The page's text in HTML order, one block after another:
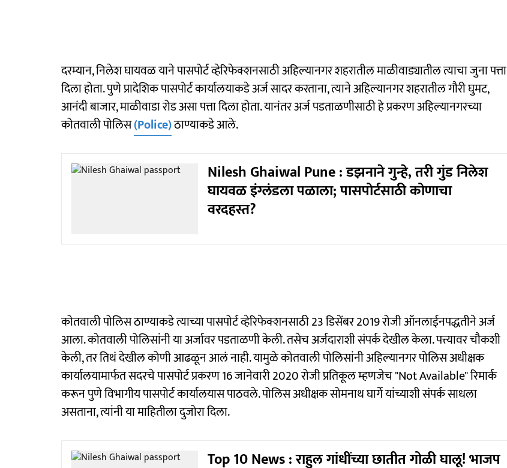
दरम्यान, निलेश घायवळ याने पासपोर्ट व्हेरिफेक्शनसाठी अहिल्यानगर शहरातील माळीवाड्यातील त्याचा जुना पत्ता
दिला होता. पुणे प्रादेशिक पासपोर्ट कार्यालयाकडे अर्ज सादर करताना, त्याने अहिल्यानगर शहरातील गौरी घुमट,
आनंदी बाजार, माळीवाडा रोड असा पत्ता दिला होता. यानंतर अर्ज पडताळणीसाठी हे प्रकरण अहिल्यानगरच्या
कोतवाली पोलिस(Police)ठाण्याकडे आले.
Nilesh Ghaiwal Pune : डझनाने गुन्हे, तरी गुंड निलेश
घायवळ इंग्लंडला पळाला; पासपोर्टसाठी कोणाचा
वरदहस्त?
कोतवाली पोलिस ठाण्याकडे त्याच्या पासपोर्ट व्हेरिफेक्शनसाठी 23 डिसेंबर 2019 रोजी ऑनलाईनपद्धतीने अर्ज
आला. कोतवाली पोलिसांनी या अर्जावर पडताळणी केली. तसेच अर्जदाराशी संपर्क देखील केला. पत्त्यावर चौकशी
केली, तर तिथं देखील कोणी आढळून आलं नाही. यामुळे कोतवाली पोलिसांनी अहिल्यानगर पोलिस अधीक्षक
कार्यालयामार्फत सदरचे पासपोर्ट प्रकरण 16 जानेवारी 2020 रोजी प्रतिकूल म्हणजेच "Not Available" रिमार्क
करून पुणे विभागीय पासपोर्ट कार्यालयास पाठवले. पोलिस अधीक्षक सोमनाथ घार्गे यांच्याशी संपर्क साधला
असताना, त्यांनी या माहितीला दुजोरा दिला.
Top 10 News : राहुल गांधींच्या छातीत गोळी घालू! भाजप